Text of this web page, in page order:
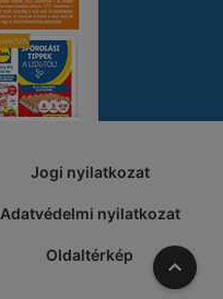
Jogi nyilatkozat
Adatvédelmi nyilatkozat
Oldaltérkép A